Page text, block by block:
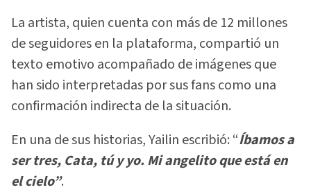
La artista, quien cuenta con más de 12 millones
de seguidores en la plataforma, compartió un
texto emotivo acompañado de imágenes que
han sido interpretadas por sus fans como una
confirmación indirecta de la situación.
En una de sus historias, Yailin escribió: “Íbamos a
ser tres, Cata, tú y yo. Mi angelito que está en
el cielo”.